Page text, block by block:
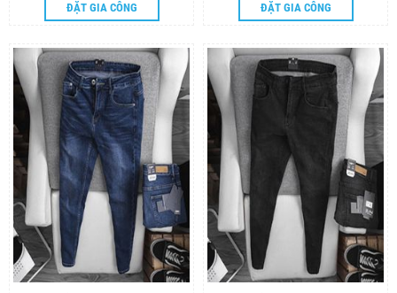
ĐẶT GIA CÔNG ĐẶT GIA CÔNG